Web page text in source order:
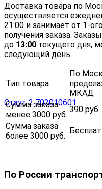
Доставка товара по
осуществляется
21:00 и занимает от 1-
получения заказа.
до 13:00 текущего дня,
следующий день.
Тип товара
По
МКАД
Сумма заказа
менее 3000 руб.
390 руб.
Сумма заказа
более 3000 руб.
По России